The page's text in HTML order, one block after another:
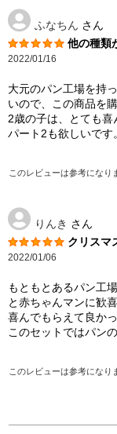
ふなちん さん
他の種類
2022/01/16
大元のパン工場を持
いので、この商品を
2歳の子は、とても喜
パート2も欲しいです。
このレビューは参考になり
りんき さん
クリスマ
2022/01/06
もともとあるパン工
と赤ちゃんマンに歓喜
喜んでもらえて良か
このセットではパン
このレビューは参考になり